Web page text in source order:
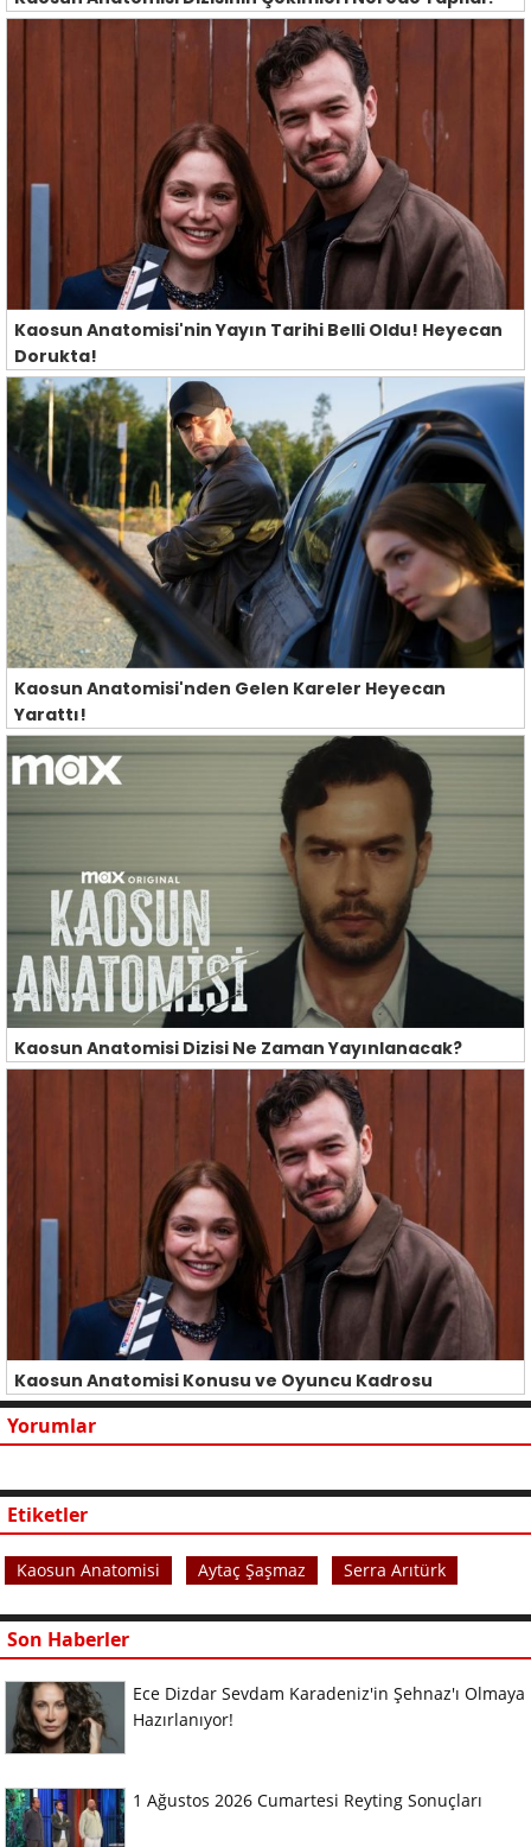
Kaosun Anatomisi'nin Yayın Tarihi Belli Oldu! Heyecan
Dorukta!
Kaosun Anatomisi'nden Gelen Kareler Heyecan
Yarattı!
Kaosun Anatomisi Dizisi Ne Zaman Yayınlanacak?
Kaosun Anatomisi Konusu ve Oyuncu Kadrosu
Yorumlar
Etiketler
Kaosun Anatomisi Aytaç Şaşmaz Serra Arıtürk
Son Haberler
Ece Dizdar Sevdam Karadeniz'in Şehnaz'ı Olmaya
Hazırlanıyor!
1 Ağustos 2026 Cumartesi Reyting Sonuçları